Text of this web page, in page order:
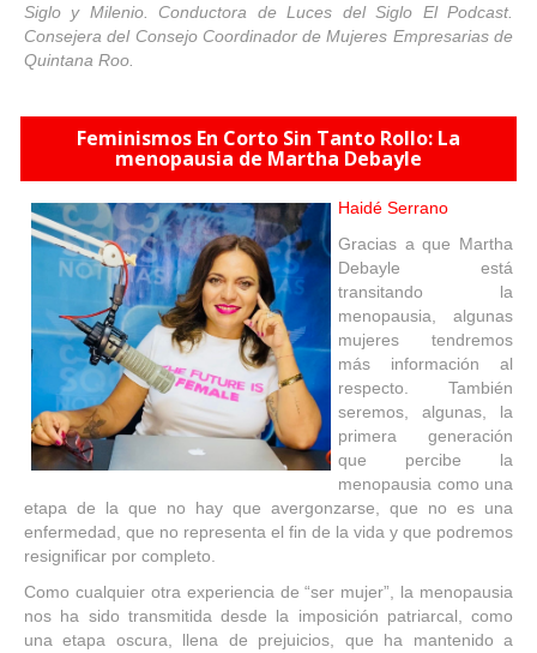
Siglo y Milenio. Conductora de Luces del Siglo El Podcast.
Consejera del Consejo Coordinador de Mujeres Empresarias de
Quintana Roo.
Feminismos En Corto Sin Tanto Rollo: La
menopausia de Martha Debayle
Haidé Serrano
Gracias a que Martha
Debayle está
transitando la
menopausia, algunas
mujeres tendremos
más información al
respecto. También
seremos, algunas, la
primera generación
que percibe la
menopausia como una
etapa de la que no hay que avergonzarse, que no es una
enfermedad, que no representa el fin de la vida y que podremos
resignificar por completo.
Como cualquier otra experiencia de “ser mujer”, la menopausia
nos ha sido transmitida desde la imposición patriarcal, como
una etapa oscura, llena de prejuicios, que ha mantenido a